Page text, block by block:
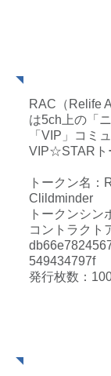
RAC（Relife
は5ch上の「
「VIP」コミ
VIP☆STARト
トークン名：
Clildminder
トークンシン
コントラクト
549434797f
発行枚数：